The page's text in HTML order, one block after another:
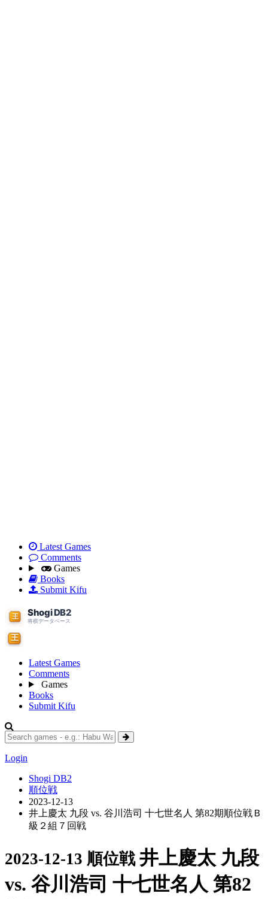
Latest Games
Comments
Games
Books
Submit Kifu
Latest Games
Comments
Games
Books
Submit Kifu
Login
Shogi DB2
順位戦
2023-12-13
井上慶太 九段 vs. 谷川浩司 十七世名人 第82期順位戦Ｂ
級２組７回戦
2023-12-13 順位戦 井上慶太 九段
vs. 谷川浩司 十七世名人 第82